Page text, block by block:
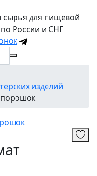
сырья для пищевой
России и СНГ
изделий